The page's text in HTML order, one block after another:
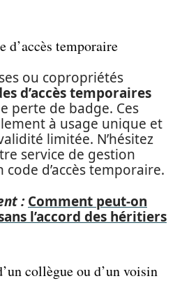
d’accès temporaire
ou copropriétés
d’accès temporaires
perte de badge. Ces
à usage unique et
limitée. N’hésitez
service de gestion
d’accès temporaire.
: Comment peut-on
l’accord des héritiers
collègue ou d’un voisin